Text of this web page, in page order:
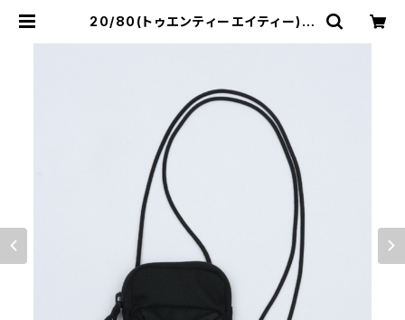
20/80(トゥエンティーエイティー)